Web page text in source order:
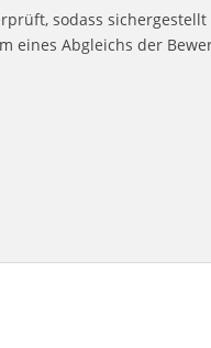
sodass
Abgleichs der